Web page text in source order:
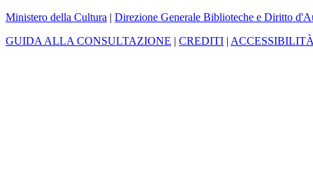
Ministero della Cultura | Direzione Generale Biblioteche e Diritto
GUIDA ALLA CONSULTAZIONE | CREDITI |